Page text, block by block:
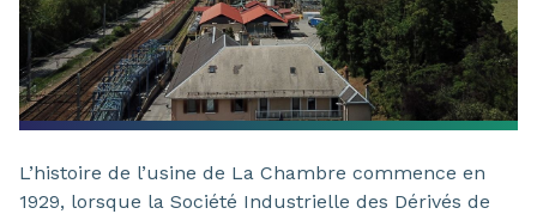
L’histoire de l’usine de La Chambre commence en
1929, lorsque la Société Industrielle des Dérivés de